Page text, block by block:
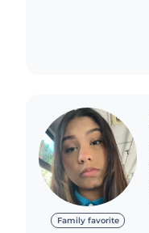
Family favorite